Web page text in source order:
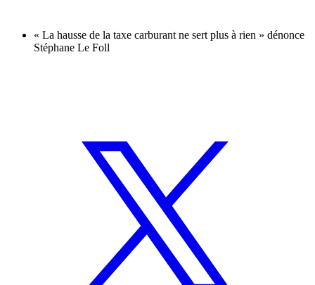
« La hausse de la taxe carburant ne sert plus à rien » dénonce
Stéphane Le Foll